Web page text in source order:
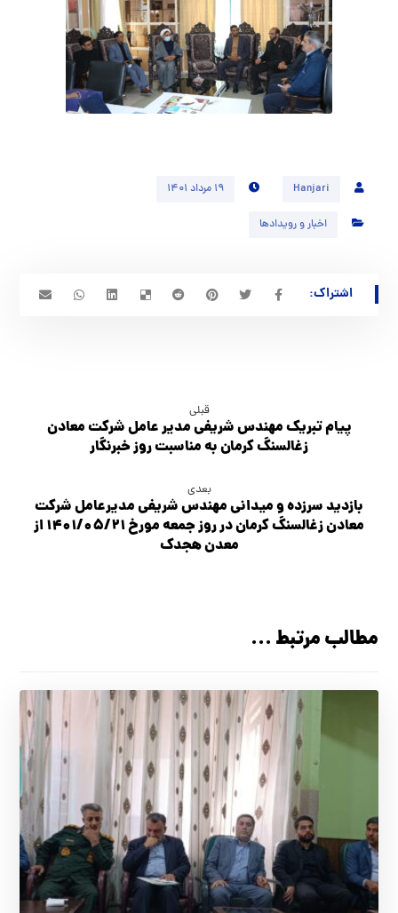
Hanjari ۱۹ مرداد ۱۴۰۱
اخبار و رویدادها
قبلی
پیام تبریک مهندس شریفی مدیر عامل شرکت معادن
زغالسنگ کرمان به مناسبت روز خبرنگار
بعدی
بازدید سرزده و میدانی مهندس شریفی مدیرعامل شرکت
معادن زغالسنگ کرمان در روز جمعه مورخ ۱۴۰۱/۰۵/۲۱ از
معدن هجدک
مطالب مرتبط ...